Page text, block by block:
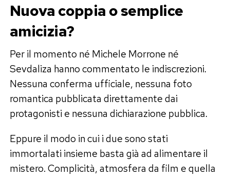
Nuova coppia o semplice
amicizia?
Per il momento né Michele Morrone né
Sevdaliza hanno commentato le indiscrezioni.
Nessuna conferma ufficiale, nessuna foto
romantica pubblicata direttamente dai
protagonisti e nessuna dichiarazione pubblica.
Eppure il modo in cui i due sono stati
immortalati insieme basta già ad alimentare il
mistero. Complicità, atmosfera da film e quella